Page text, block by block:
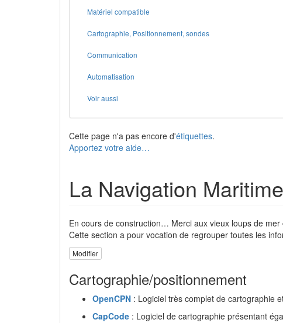
Matériel compatible
Cartographie, Positionnement, sondes
Communication
Automatisation
Voir aussi
Cette page n'a pas encore d'étiquettes.
Apportez votre aide…
La Navigation Maritime
En cours de construction… Merci aux vieux loups de
Cette section a pour vocation de regrouper toutes les
Modifier
Cartographie/positionnement
OpenCPN : Logiciel très complet de cartographie
CapCode : Logiciel de cartographie présentant